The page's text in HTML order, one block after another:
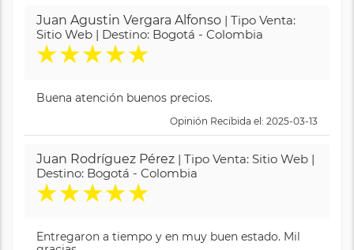
Juan Agustin Vergara Alfonso | Tipo Venta:
Sitio Web | Destino: Bogotá - Colombia
★★★★★
Buena atención buenos precios.
Opinión Recibida el: 2025-03-13
Juan Rodríguez Pérez | Tipo Venta: Sitio Web |
Destino: Bogotá - Colombia
★★★★★
Entregaron a tiempo y en muy buen estado. Mil